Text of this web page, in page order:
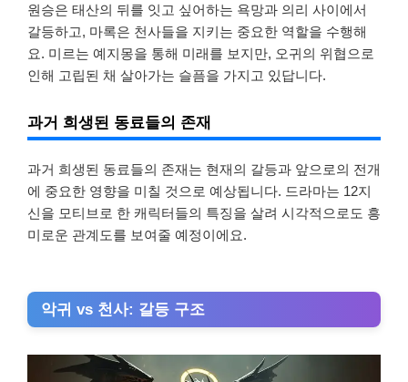
원승은 태산의 뒤를 잇고 싶어하는 욕망과 의리 사이에서
갈등하고, 마록은 천사들을 지키는 중요한 역할을 수행해
요. 미르는 예지몽을 통해 미래를 보지만, 오귀의 위협으로
인해 고립된 채 살아가는 슬픔을 가지고 있답니다.
과거 희생된 동료들의 존재
과거 희생된 동료들의 존재는 현재의 갈등과 앞으로의 전개
에 중요한 영향을 미칠 것으로 예상됩니다. 드라마는 12지
신을 모티브로 한 캐릭터들의 특징을 살려 시각적으로도 흥
미로운 관계도를 보여줄 예정이에요.
악귀 vs 천사: 갈등 구조